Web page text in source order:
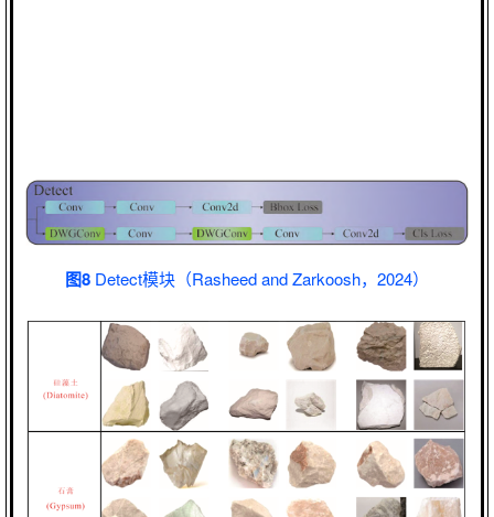
图8 Detect模块（Rasheed and Zarkoosh，2024）